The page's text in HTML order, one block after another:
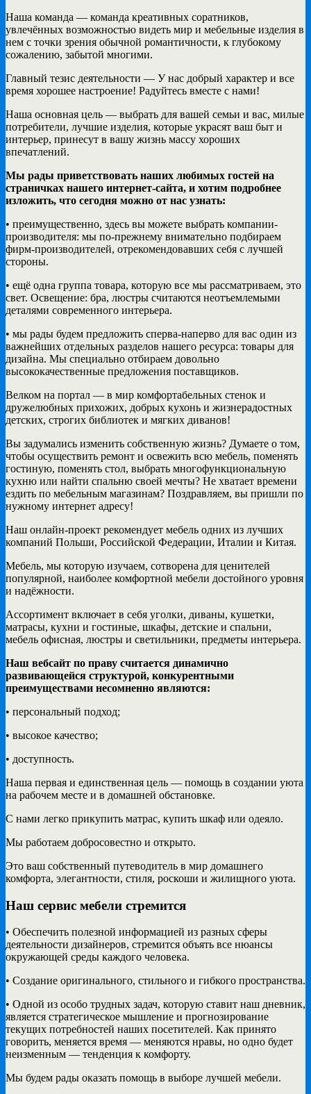
Наша команда — команда креативных соратников,
увлечённых возможностью видеть мир и мебельные изделия в
нем с точки зрения обычной романтичности, к глубокому
сожалению, забытой многими.
Главный тезис деятельности — У нас добрый характер и все
время хорошее настроение! Радуйтесь вместе с нами!
Наша основная цель — выбрать для вашей семьи и вас, милые
потребители, лучшие изделия, которые украсят ваш быт и
интерьер, принесут в вашу жизнь массу хороших
впечатлений.
Мы рады приветствовать наших любимых гостей на
страничках нашего интернет-сайта, и хотим подробнее
изложить, что сегодня можно от нас узнать:
• преимущественно, здесь вы можете выбрать компании-
производителя: мы по-прежнему внимательно подбираем
фирм-производителей, отрекомендовавших себя с лучшей
стороны.
• ещё одна группа товара, которую все мы рассматриваем, это
свет. Освещение: бра, люстры считаются неотъемлемыми
деталями современного интерьера.
• мы рады будем предложить сперва-наперво для вас один из
важнейших отдельных разделов нашего ресурса: товары для
дизайна. Мы специально отбираем довольно
высококачественные предложения поставщиков.
Велком на портал — в мир комфортабельных стенок и
дружелюбных прихожих, добрых кухонь и жизнерадостных
детских, строгих библиотек и мягких диванов!
Вы задумались изменить собственную жизнь? Думаете о том,
чтобы осуществить ремонт и освежить всю мебель, поменять
гостиную, поменять стол, выбрать многофункциональную
кухню или найти спальню своей мечты? Не хватает времени
ездить по мебельным магазинам? Поздравляем, вы пришли по
нужному интернет адресу!
Наш онлайн-проект рекомендует мебель одних из лучших
компаний Польши, Российской Федерации, Италии и Китая.
Мебель, мы которую изучаем, сотворена для ценителей
популярной, наиболее комфортной мебели достойного уровня
и надёжности.
Ассортимент включает в себя уголки, диваны, кушетки,
матрасы, кухни и гостиные, шкафы, детские и спальни,
мебель офисная, люстры и светильники, предметы интерьера.
Наш вебсайт по праву считается динамично
развивающейся структурой, конкурентными
преимуществами несомненно являются:
• персональный подход;
• высокое качество;
• доступность.
Наша первая и единственная цель — помощь в создании уюта
на рабочем месте и в домашней обстановке.
С нами легко прикупить матрас, купить шкаф или одеяло.
Мы работаем добросовестно и открыто.
Это ваш собственный путеводитель в мир домашнего
комфорта, элегантности, стиля, роскоши и жилищного уюта.
Наш сервис мебели стремится
• Обеспечить полезной информацией из разных сферы
деятельности дизайнеров, стремится объять все нюансы
окружающей среды каждого человека.
• Создание оригинального, стильного и гибкого пространства.
• Одной из особо трудных задач, которую ставит наш дневник,
является стратегическое мышление и прогнозирование
текущих потребностей наших посетителей. Как принято
говорить, меняется время — меняются нравы, но одно будет
неизменным — тенденция к комфорту.
Мы будем рады оказать помощь в выборе лучшей мебели.